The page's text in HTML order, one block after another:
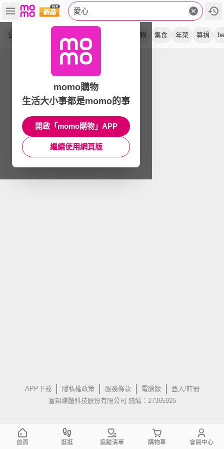
愛心
公益 捐物 集食 年菜 募捐
APP下載 隱私權政策 服務條款 電腦版
登入/註冊
富邦媒體科技股份有限公司 統編：27365925
momo購物
生活大小事都是momo的事
開啟「momo購物」APP
繼續使用網頁版
首頁 逛逛 追蹤清單 購物車 會員中心